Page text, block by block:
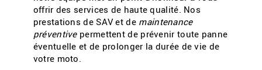
offrir des services de haute qualité. Nos
prestations de SAV et de maintenance
préventivepermettent de prévenir toute panne
éventuelle et de prolonger la durée de vie de
votre moto.